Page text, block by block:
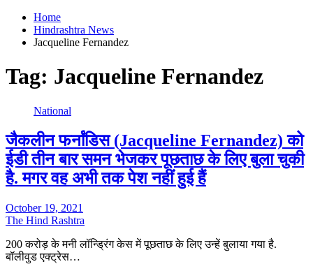
Home
Hindrashtra News
Jacqueline Fernandez
Tag: Jacqueline Fernandez
National
जैकलीन फर्नांडिस (Jacqueline Fernandez) को
ईडी तीन बार समन भेजकर पूछताछ के लिए बुला चुकी
है. मगर वह अभी तक पेश नहीं हुई हैं
October 19, 2021
The Hind Rashtra
200 करोड़ के मनी लॉन्ड्रिंग केस में पूछताछ के लिए उन्हें बुलाया गया है.
बॉलीवुड एक्ट्रेस…